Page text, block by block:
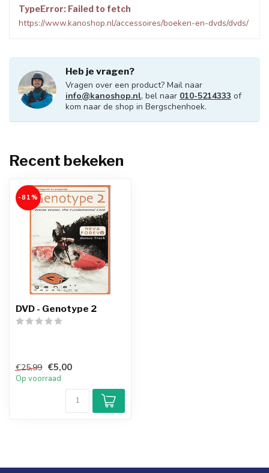
TypeError: Failed to fetch
https://www.kanoshop.nl/accessoires/boeken-en-dvds/dvds/
Heb je vragen?
Vragen over een product? Mail naar
info@kanoshop.nl, bel naar 010-5214333 of
kom naar de shop in Bergschenhoek.
Recent bekeken
-81%
DVD - Genotype 2
€25,99 €5,00
Op voorraad